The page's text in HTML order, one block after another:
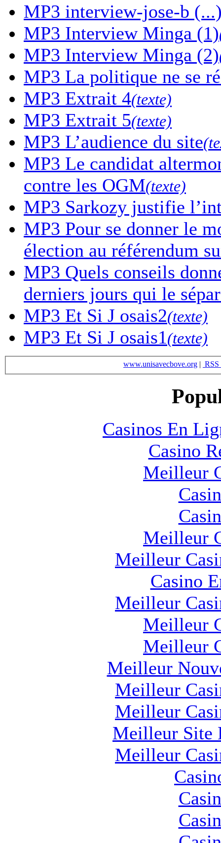
MP3 interview-jose-b
MP3 Interview Minga (1)
MP3 Interview Minga (2)
MP3 La politique ne se
MP3 Extrait 4(texte)
MP3 Extrait 5(texte)
MP3 L’audience du site
MP3 Le candidat
contre les OGM(texte)
MP3 Sarkozy justifie
MP3 Pour se donner le
élection au référendum
MP3 Quels conseils
derniers jours qui le
MP3 Et Si J osais2(texte)
MP3 Et Si J osais1(texte)
www.unisavecbove.org | RSS
Casinos En
Casino
Meilleur
Meilleur
Meilleur
Casino
Meilleur
Meilleur
Meilleur
Meilleur
Meilleur
Meilleur
Meilleur Site
Meilleur